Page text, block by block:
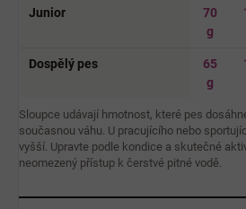
Junior
70
g
Dospělý pes
65
g
Sloupce udávají hmotnost, které pes
současnou váhu. U pracujícího nebo
vyšší. Upravte podle kondice a skutečné
neomezený přístup k čerstvé pitné vodě.